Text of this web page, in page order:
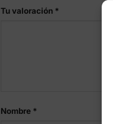
Tu valoración *
Nombre *